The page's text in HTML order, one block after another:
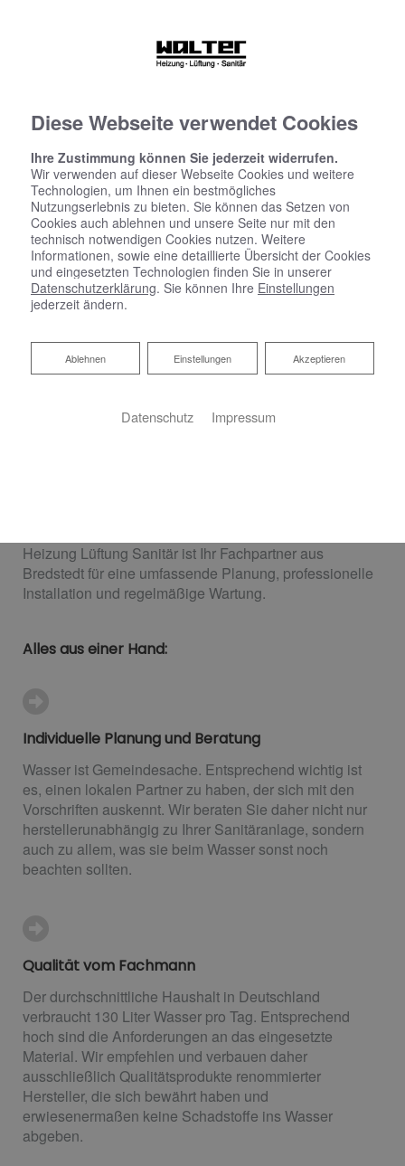
Sanitärplanung und -installation
Heizung Lüftung Sanitär ist Ihr Fachpartner aus
Bredstedt für eine umfassende Planung, professionelle
Installation und regelmäßige Wartung.
Alles aus einer Hand:
Individuelle Planung und Beratung
Wasser ist Gemeindesache. Entsprechend wichtig ist
es, einen lokalen Partner zu haben, der sich mit den
Vorschriften auskennt. Wir beraten Sie daher nicht nur
herstellerunabhängig zu Ihrer Sanitäranlage, sondern
auch zu allem, was sie beim Wasser sonst noch
beachten sollten.
Qualität vom Fachmann
Der durchschnittliche Haushalt in Deutschland
verbraucht 130 Liter Wasser pro Tag. Entsprechend
hoch sind die Anforderungen an das eingesetzte
Material. Wir empfehlen und verbauen daher
ausschließlich Qualitätsprodukte renommierter
Hersteller, die sich bewährt haben und
erwiesenermaßen keine Schadstoffe ins Wasser
abgeben.
Diese Webseite verwendet Cookies
Ihre Zustimmung können Sie jederzeit widerrufen.
Wir verwenden auf dieser Webseite Cookies und weitere
Technologien, um Ihnen ein bestmögliches
Nutzungserlebnis zu bieten. Sie können das Setzen von
Cookies auch ablehnen und unsere Seite nur mit den
technisch notwendigen Cookies nutzen. Weitere
Informationen, sowie eine detaillierte Übersicht der Cookies
und eingesetzten Technologien finden Sie in unserer
Datenschutzerklärung. Sie können Ihre Einstellungen
jederzeit ändern.
Akzeptieren
Einstellungen
Ablehnen
Ablehnen
Datenschutz Impressum